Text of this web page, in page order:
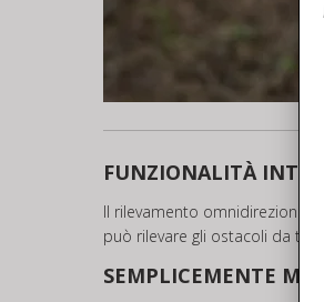
FUNZIONALITÀ
Il rilevamento
può rilevare gli ostacoli da tutti
SEMPLICEMENTE